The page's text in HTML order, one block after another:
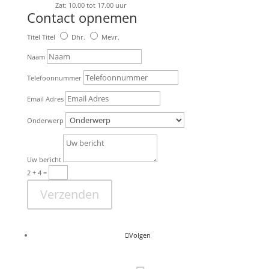
Zat: 10.00 tot 17.00 uur
Contact opnemen
Titel Titel Dhr. Mevr.
Naam
Telefoonnummer
Email Adres
Onderwerp
Uw bericht
2 + 4=
Verzenden
Volgen